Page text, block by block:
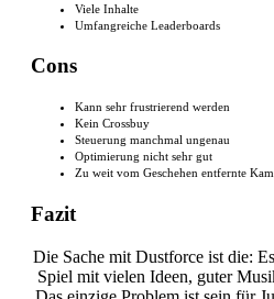
Viele Inhalte
Umfangreiche Leaderboards
Cons
Kann sehr frustrierend werden
Kein Crossbuy
Steuerung manchmal ungenau
Optimierung nicht sehr gut
Zu weit vom Geschehen entfernte
Fazit
Die Sache mit Dustforce ist die:
Spiel mit vielen Ideen, guter